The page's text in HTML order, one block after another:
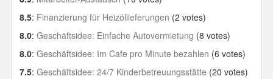
8.5: Finanzierung für Heizöllieferungen (2 votes)
8.0: Geschäftsidee: Einfache Autovermietung (8 votes)
8.0: Geschäftsidee: Im Cafe pro Minute bezahlen (6 votes)
7.5: Geschäftsidee: 24/7 Kinderbetreuungsstätte (20 votes)